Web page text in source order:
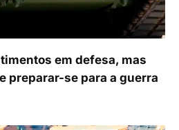
em defesa, mas
preparar-se para a guerra